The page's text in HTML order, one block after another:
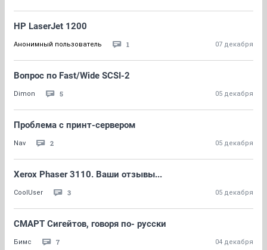
HP LaserJet 1200
Анонимный пользователь 1 07 декабря
Вопрос по Fast/Wide SCSI-2
Dimon 5 05 декабря
Проблема с принт-сервером
Nav 2 05 декабря
Xerox Phaser 3110. Ваши отзывы...
CoolUser 3 05 декабря
СМАРТ Сигейтов, говоря по- русски
Бимс 7 04 декабря